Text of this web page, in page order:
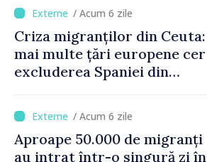
crizei migranților din Ceuta
/ Acum 6 zile
Criza migranților din Ceuta:
mai multe țări europene cer
excluderea Spaniei din
/ Acum 6 zile
Aproape 50.000 de migranți
au intrat într-o singură zi în